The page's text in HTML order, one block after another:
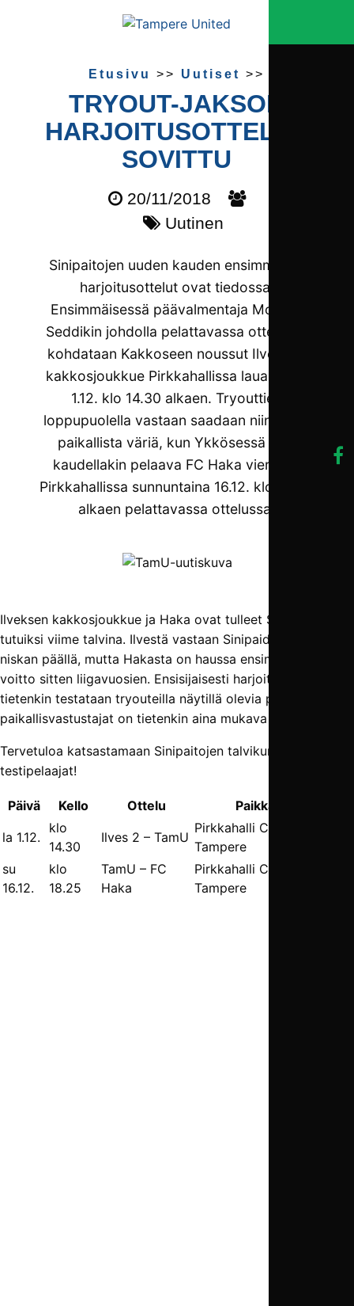
Etusivu >> Uutiset >>
TRYOUT-JAKSON
HARJOITUS­OTTELUT
SOVITTU
20/11/2018
Uutinen
Sinipaitojen uuden kauden ensimmäiset
harjoitusottelut ovat tiedossa.
Ensimmäisessä päävalmentaja Mourad
Seddikin johdolla pelattavassa ottelussa
kohdataan Kakkoseen noussut Ilveksen
kakkosjoukkue Pirkkahallissa lauantaina
1.12. klo 14.30 alkaen. Tryouttien
loppupuolella vastaan saadaan niin ikään
paikallista väriä, kun Ykkösessä ensi
kaudellakin pelaava FC Haka vierailee
Pirkkahallissa sunnuntaina 16.12. klo 18.25
alkaen pelattavassa ottelussa.
Ilveksen kakkosjoukkue ja Haka ovat tulleet Sinipaidoille
tutuiksi viime talvina. Ilvestä vastaan Sinipaidat ovat
niskan päällä, mutta Hakasta on haussa ensimmäinen
voitto sitten liigavuosien. Ensisijaisesti harjoitusotteluissa
tietenkin testataan tryouteilla näytillä olevia pelaajia, mutta
paikallisvastustajat on tietenkin aina mukava voittaa.
Tervetuloa katsastamaan Sinipaitojen talvikunto ja
testipelaajat!
Päivä Kello Ottelu
Paikka
la 1.12.
klo
14.30
Ilves 2 – TamU
Pirkkahalli C,
Tampere
su
16.12.
klo
18.25
TamU – FC
Haka
Pirkkahalli C,
Tampere